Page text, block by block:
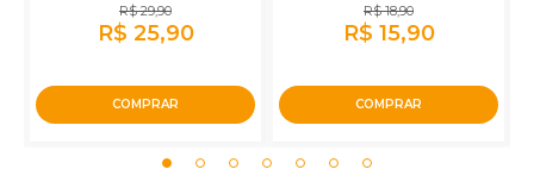
R$ 29,90
R$ 25,90
COMPRAR
R$ 18,90
R$ 15,90
COMPRAR